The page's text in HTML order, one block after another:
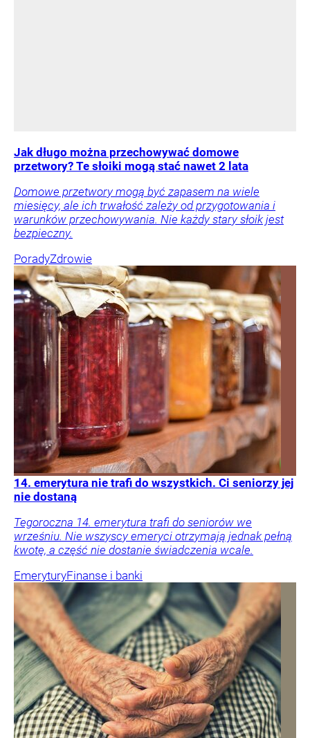
Jak długo można przechowywać domowe
przetwory? Te słoiki mogą stać nawet 2 lata
Domowe przetwory mogą być zapasem na wiele
miesięcy, ale ich trwałość zależy od przygotowania i
warunków przechowywania. Nie każdy stary słoik jest
bezpieczny.
PoradyZdrowie
14. emerytura nie trafi do wszystkich. Ci seniorzy jej
nie dostaną
Tegoroczna 14. emerytura trafi do seniorów we
wrześniu. Nie wszyscy emeryci otrzymają jednak pełną
kwotę, a część nie dostanie świadczenia wcale.
EmeryturyFinanse i banki